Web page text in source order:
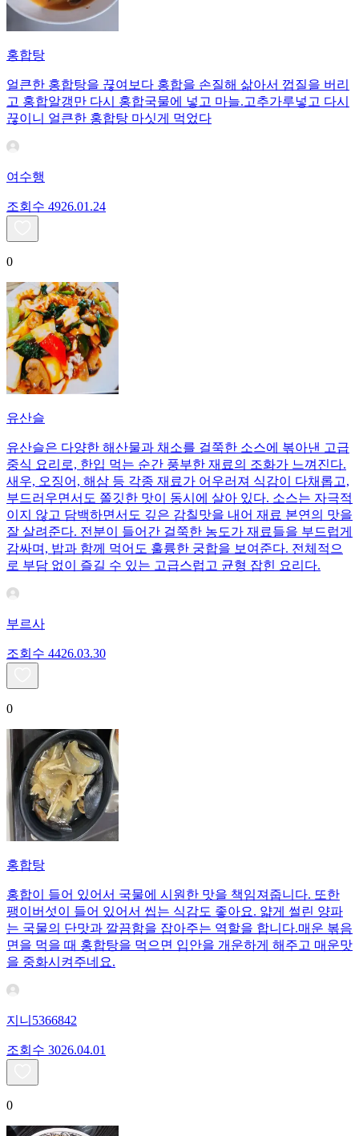
홍합탕
얼큰한 홍합탕을 끊여보다 홍합을 손질해 삶아서 껍질을 버리
고 홍합알갱만 다시 홍합국물에 넣고 마늘.고추가루넣고 다시
끊이니 얼큰한 홍합탕 마싯게 먹었다
여수행
조회수 4926.01.24
0
유산슬
유산슬은 다양한 해산물과 채소를 걸쭉한 소스에 볶아낸 고급
중식 요리로, 한입 먹는 순간 풍부한 재료의 조화가 느껴진다.
새우, 오징어, 해삼 등 각종 재료가 어우러져 식감이 다채롭고,
부드러우면서도 쫄깃한 맛이 동시에 살아 있다. 소스는 자극적
이지 않고 담백하면서도 깊은 감칠맛을 내어 재료 본연의 맛을
잘 살려준다. 전분이 들어간 걸쭉한 농도가 재료들을 부드럽게
감싸며, 밥과 함께 먹어도 훌륭한 궁합을 보여준다. 전체적으
로 부담 없이 즐길 수 있는 고급스럽고 균형 잡힌 요리다.
부르사
조회수 4426.03.30
0
홍합탕
홍합이 들어 있어서 국물에 시원한 맛을 책임져줍니다. 또한
팽이버섯이 들어 있어서 씹는 식감도 좋아요. 얇게 썰린 양파
는 국물의 단맛과 깔끔함을 잡아주는 역할을 합니다.매운 볶음
면을 먹을 때 홍합탕을 먹으면 입안을 개운하게 해주고 매운맛
을 중화시켜주네요.
지니5366842
조회수 3026.04.01
0